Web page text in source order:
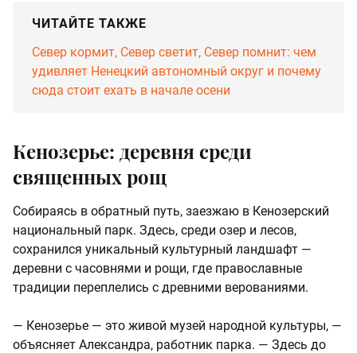
ЧИТАЙТЕ ТАКЖЕ
Север кормит, Север светит, Север помнит: чем
удивляет Ненецкий автономный округ и почему
сюда стоит ехать в начале осени
Кенозерье: деревня среди
священных рощ
Собираясь в обратный путь, заезжаю в Кенозерский
национальный парк. Здесь, среди озер и лесов,
сохранился уникальный культурный ландшафт —
деревни с часовнями и рощи, где православные
традиции переплелись с древними верованиями.
— Кенозерье — это живой музей народной культуры, —
объясняет Александра, работник парка. — Здесь до